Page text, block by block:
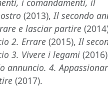
i comandamenti, il
(2013),Il secondo
e lasciar partire
2. Errare (2015),Il
3. Vivere i legami
annuncio. 4.
(2017).